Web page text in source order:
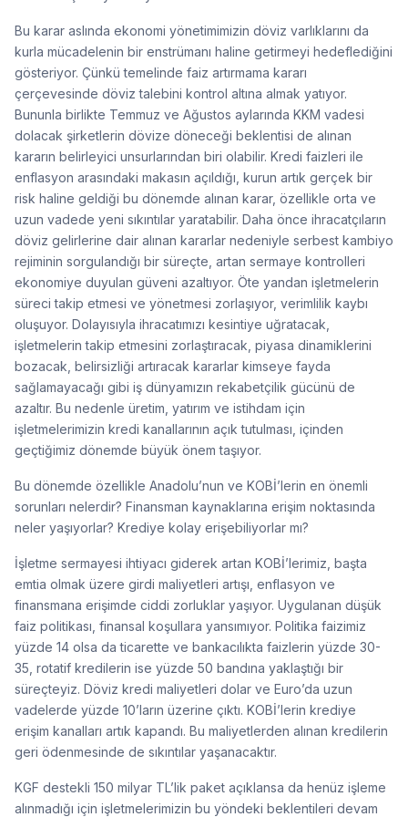
Bu karar aslında ekonomi yönetimimizin döviz varlıklarını da
kurla mücadelenin bir enstrümanı haline getirmeyi hedeflediğini
gösteriyor. Çünkü temelinde faiz artırmama kararı
çerçevesinde döviz talebini kontrol altına almak yatıyor.
Bununla birlikte Temmuz ve Ağustos aylarında KKM vadesi
dolacak şirketlerin dövize döneceği beklentisi de alınan
kararın belirleyici unsurlarından biri olabilir. Kredi faizleri ile
enflasyon arasındaki makasın açıldığı, kurun artık gerçek bir
risk haline geldiği bu dönemde alınan karar, özellikle orta ve
uzun vadede yeni sıkıntılar yaratabilir. Daha önce ihracatçıların
döviz gelirlerine dair alınan kararlar nedeniyle serbest kambiyo
rejiminin sorgulandığı bir süreçte, artan sermaye kontrolleri
ekonomiye duyulan güveni azaltıyor. Öte yandan işletmelerin
süreci takip etmesi ve yönetmesi zorlaşıyor, verimlilik kaybı
oluşuyor. Dolayısıyla ihracatımızı kesintiye uğratacak,
işletmelerin takip etmesini zorlaştıracak, piyasa dinamiklerini
bozacak, belirsizliği artıracak kararlar kimseye fayda
sağlamayacağı gibi iş dünyamızın rekabetçilik gücünü de
azaltır. Bu nedenle üretim, yatırım ve istihdam için
işletmelerimizin kredi kanallarının açık tutulması, içinden
geçtiğimiz dönemde büyük önem taşıyor.
Bu dönemde özellikle Anadolu’nun ve KOBİ’lerin en önemli
sorunları nelerdir? Finansman kaynaklarına erişim noktasında
neler yaşıyorlar? Krediye kolay erişebiliyorlar mı?
İşletme sermayesi ihtiyacı giderek artan KOBİ’lerimiz, başta
emtia olmak üzere girdi maliyetleri artışı, enflasyon ve
finansmana erişimde ciddi zorluklar yaşıyor. Uygulanan düşük
faiz politikası, finansal koşullara yansımıyor. Politika faizimiz
yüzde 14 olsa da ticarette ve bankacılıkta faizlerin yüzde 30-
35, rotatif kredilerin ise yüzde 50 bandına yaklaştığı bir
süreçteyiz. Döviz kredi maliyetleri dolar ve Euro’da uzun
vadelerde yüzde 10’ların üzerine çıktı. KOBİ’lerin krediye
erişim kanalları artık kapandı. Bu maliyetlerden alınan kredilerin
geri ödenmesinde de sıkıntılar yaşanacaktır.
KGF destekli 150 milyar TL’lik paket açıklansa da henüz işleme
alınmadığı için işletmelerimizin bu yöndeki beklentileri devam